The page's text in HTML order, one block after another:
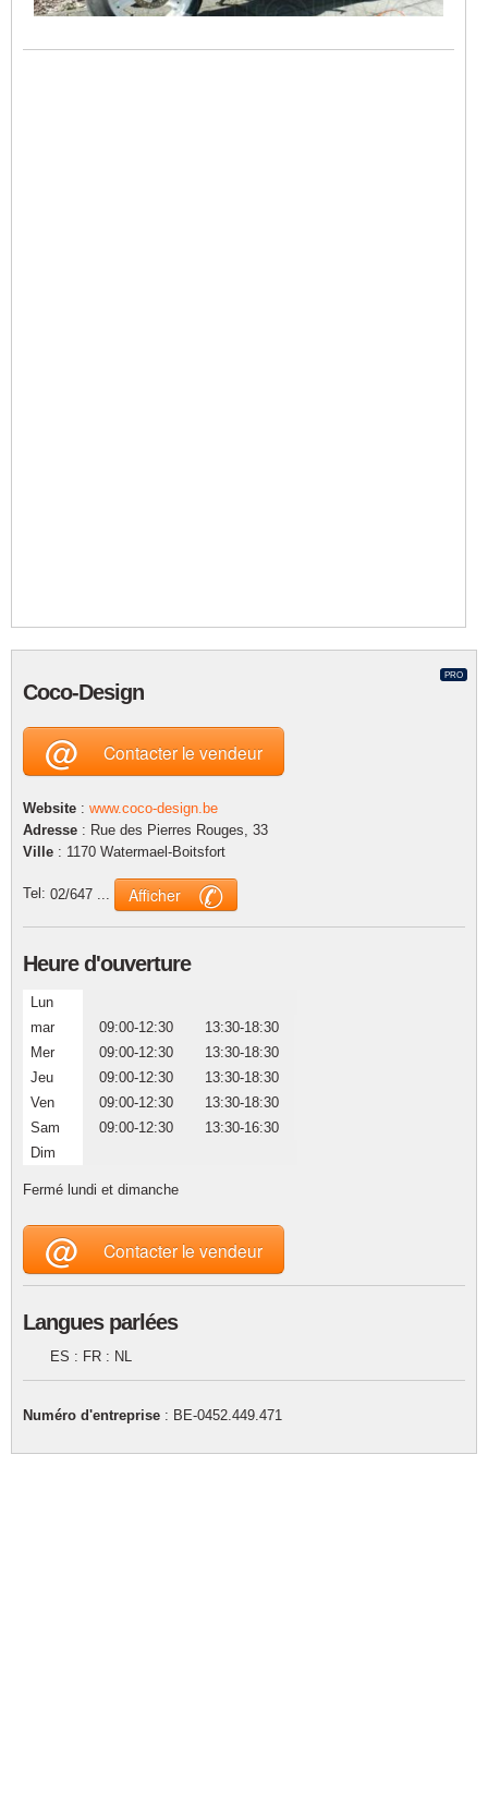
Coco-Design
PRO
@Contacter le vendeur
Website : www.coco-design.be
Adresse : Rue des Pierres Rouges, 33
Ville : 1170 Watermael-Boitsfort
Tel: 02/647 ... Afficher✆
Heure d'ouverture
Lun
mar
09:00-12:30
13:30-18:30
Mer
09:00-12:30
13:30-18:30
Jeu
09:00-12:30
13:30-18:30
Ven
09:00-12:30
13:30-18:30
Sam
09:00-12:30
13:30-16:30
Dim
Fermé lundi et dimanche
@Contacter le vendeur
Langues parlées
ES : FR : NL
Numéro d'entreprise : BE-0452.449.471